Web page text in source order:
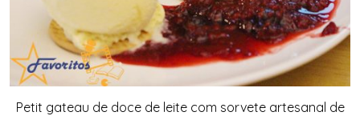
Petit gateau de doce de leite com sorvete artesanal de